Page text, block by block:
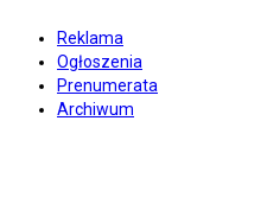
Reklama
Ogłoszenia
Prenumerata
Archiwum